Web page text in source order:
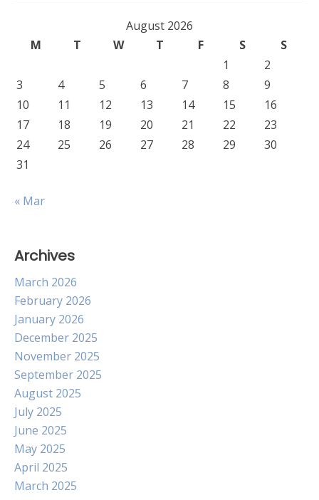
August 2026
M
T W T F S
S
1
2
3
4 5 6 7 8
9
10
11 12 13 14 15
16
17
18 19 20 21 22
23
24
25 26 27 28 29
30
31
« Mar
Archives
March 2026
February 2026
January 2026
December 2025
November 2025
September 2025
August 2025
July 2025
June 2025
May 2025
April 2025
March 2025